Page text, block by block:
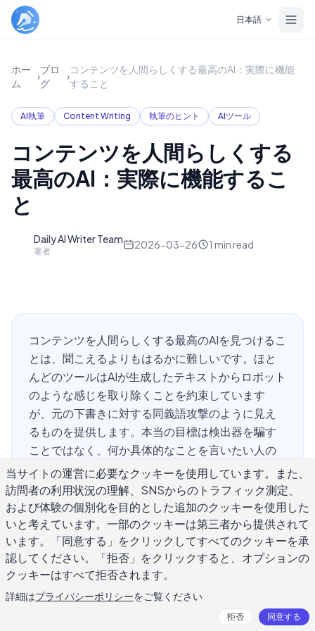
日本語
ホー
ム
›
ブロ
グ
›
コンテンツを人間らしくする最高のAI：実際に機能
すること
AI執筆 Content Writing 執筆のヒント AIツール
コンテンツを人間らしくする
最高のAI：実際に機能するこ
と
Daily AI Writer Team
著者
2026-03-26 1 min read
コンテンツを人間らしくする最高のAIを見つけるこ
とは、聞こえるよりもはるかに難しいです。ほと
んどのツールはAIが生成したテキストからロボット
のような感じを取り除くことを約束しています
が、元の下書きに対する同義語攻撃のように見え
るものを提供します。本当の目標は検出器を騙す
ことではなく、何か具体的なことを言いたい人の
ように書くことです。このガイドは、人間化が実
際に何を必要とするか、機能するツールと時間を
浪費するツールを分ける理由、そして最初からや
り直さずにコンテンツを本当に人間らしく見せる
方法を説明します。
AIコンテンツを人間らしくするとは
当サイトの運営に必要なクッキーを使用しています。また、
訪問者の利用状況の理解、SNSからのトラフィック測定、
および体験の個別化を目的とした追加のクッキーを使用した
いと考えています。一部のクッキーは第三者から提供されて
います。「同意する」をクリックしてすべてのクッキーを承
認してください。「拒否」をクリックすると、オプションの
クッキーはすべて拒否されます。
詳細はプライバシーポリシーをご覧ください
拒否 同意する